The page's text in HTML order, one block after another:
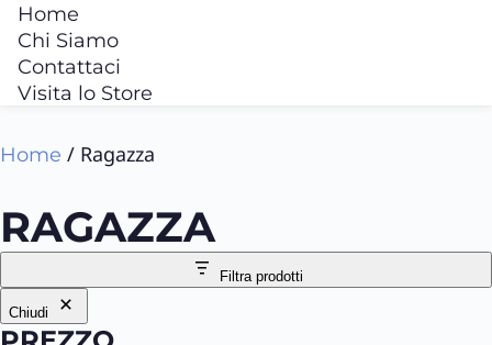
Home
Chi Siamo
Contattaci
Visita lo Store
Home / Ragazza
RAGAZZA
Filtra prodotti
Chiudi